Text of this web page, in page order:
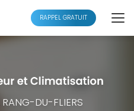
RAPPEL GRATUIT
DU-FLIERS